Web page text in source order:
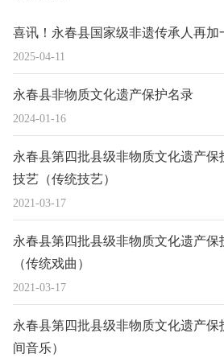
2025-04-11
喜讯！永春县国家级非遗传承人再
2024-01-16
永春县非物质文化遗产保护名录
2021-03-17
永春县第四批县级非物质文化遗产
技艺（传统技艺）
2021-03-17
永春县第四批县级非物质文化遗产保
（传统戏曲）
永春县第四批县级非物质文化遗产保
间音乐）